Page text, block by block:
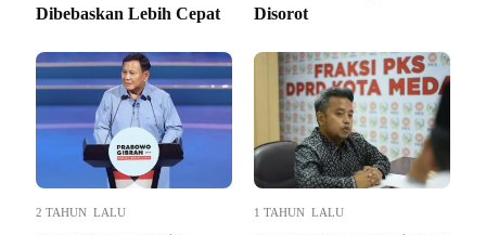
Dibebaskan Lebih Cepat
Disorot
2 TAHUN LALU 1 TAHUN LALU